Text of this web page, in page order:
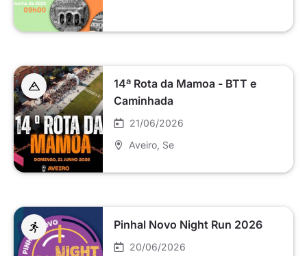
14ª Rota da Mamoa - BTT e
Caminhada
21/06/2026
Aveiro , Se
Pinhal Novo Night Run 2026
20/06/2026